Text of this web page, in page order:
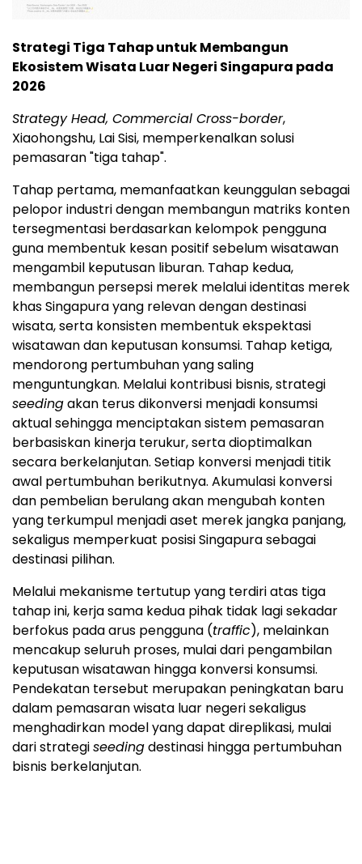
Strategi Tiga Tahap untuk Membangun
Ekosistem Wisata Luar Negeri Singapura pada
2026
Strategy Head, Commercial Cross-border,
Xiaohongshu, Lai Sisi, memperkenalkan solusi
pemasaran "tiga tahap".
Tahap pertama, memanfaatkan keunggulan sebagai
pelopor industri dengan membangun matriks konten
tersegmentasi berdasarkan kelompok pengguna
guna membentuk kesan positif sebelum wisatawan
mengambil keputusan liburan. Tahap kedua,
membangun persepsi merek melalui identitas merek
khas Singapura yang relevan dengan destinasi
wisata, serta konsisten membentuk ekspektasi
wisatawan dan keputusan konsumsi. Tahap ketiga,
mendorong pertumbuhan yang saling
menguntungkan. Melalui kontribusi bisnis, strategi
seedingakan terus dikonversi menjadi konsumsi
aktual sehingga menciptakan sistem pemasaran
berbasiskan kinerja terukur, serta dioptimalkan
secara berkelanjutan. Setiap konversi menjadi titik
awal pertumbuhan berikutnya. Akumulasi konversi
dan pembelian berulang akan mengubah konten
yang terkumpul menjadi aset merek jangka panjang,
sekaligus memperkuat posisi Singapura sebagai
destinasi pilihan.
Melalui mekanisme tertutup yang terdiri atas tiga
tahap ini, kerja sama kedua pihak tidak lagi sekadar
berfokus pada arus pengguna (traffic), melainkan
mencakup seluruh proses, mulai dari pengambilan
keputusan wisatawan hingga konversi konsumsi.
Pendekatan tersebut merupakan peningkatan baru
dalam pemasaran wisata luar negeri sekaligus
menghadirkan model yang dapat direplikasi, mulai
dari strategiseedingdestinasi hingga pertumbuhan
bisnis berkelanjutan.